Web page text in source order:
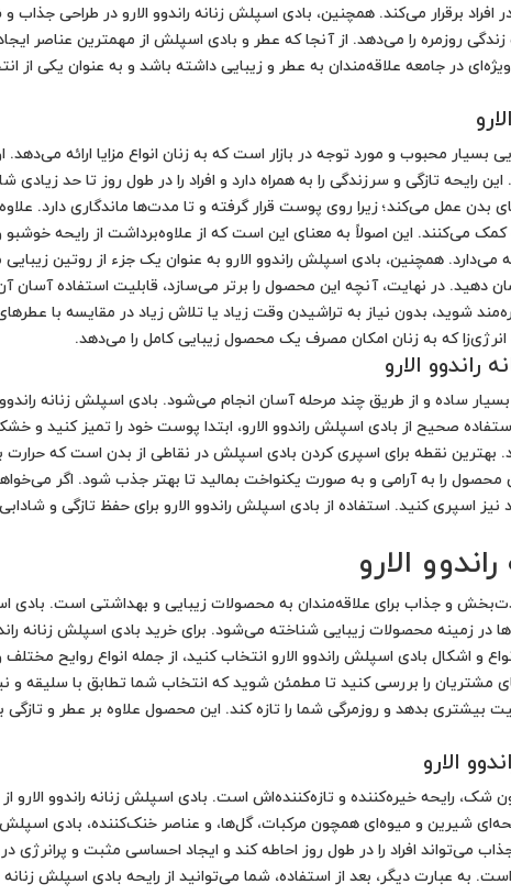
افراد برقرار می‌کند. همچنین، بادی اسپلش زنانه راندوو الارو در طراحی
روزمره را می‌دهد. از آنجا که عطر و بادی اسپلش از مهمترین عناصر
در جامعه علاقه‌مندان به عطر و زیبایی داشته باشد و به عنوان یکی از
بسیار محبوب و مورد توجه در بازار است که به زنان انواع مزایا ارائه
تازگی و سرزندگی را به همراه دارد و افراد را در طول روز تا حد زیادی
عمل می‌کند؛ زیرا روی پوست قرار گرفته و تا مدت‌ها ماندگاری دارد. علاوه
این اصولاً به معنای این است که از علاوه‌برداشت از رایحه خوشبو و
می‌دارد. همچنین، بادی اسپلش راندوو الارو به عنوان یک جزء از روتین
دهید. در نهایت، آنچه این محصول را برتر می‌سازد، قابلیت استفاده
شوید، بدون نیاز به تراشیدن وقت زیاد یا تلاش زیاد در مقایسه با
که به زنان امکان مصرف یک محصول زیبایی کامل را می‌دهد.
الارو
ساده و از طریق چند مرحله آسان انجام می‌شود. بادی اسپلش زنانه راندوو
صحیح از بادی اسپلش راندوو الارو، ابتدا پوست خود را تمیز کنید و
بهترین نقطه برای اسپری کردن بادی اسپلش در نقاطی از بدن است که حرارت
محصول را به آرامی و به صورت یکنواخت بمالید تا بهتر جذب شود. اگر
اسپری کنید. استفاده از بادی اسپلش راندوو الارو برای حفظ تازگی و
الارو
و جذاب برای علاقه‌مندان به محصولات زیبایی و بهداشتی است. بادی
در زمینه محصولات زیبایی شناخته می‌شود. برای خرید بادی اسپلش زنانه
و اشکال بادی اسپلش راندوو الارو انتخاب کنید، از جمله انواع روایح
مشتریان را بررسی کنید تا مطمئن شوید که انتخاب شما تطابق با سلیقه و
بیشتری بدهد و روزمرگی شما را تازه کند. این محصول علاوه بر عطر و
الارو
شک، رایحه خیره‌کننده و تازه‌کننده‌اش است. بادی اسپلش زنانه راندوو
شیرین و میوه‌ای همچون مرکبات، گل‌ها، و عناصر خنک‌کننده، بادی اسپلش
جذاب می‌تواند افراد را در طول روز احاطه کند و ایجاد احساسی مثبت و
به عبارت دیگر، بعد از استفاده، شما می‌توانید از رایحه بادی اسپلش زنانه